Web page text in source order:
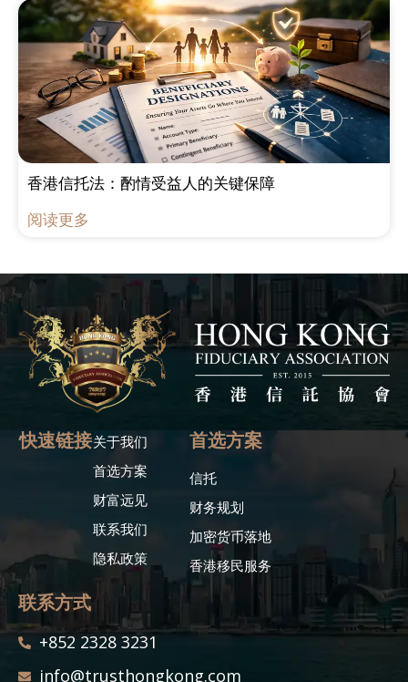
香港信托法：酌情受益人的关键保障
阅读更多
快速链接关于我们
首选方案
财富远见
联系我们
隐私政策
首选方案
信托
财务规划
加密货币落地
香港移民服务
联系方式
+852 2328 3231
info@trusthongkong.com